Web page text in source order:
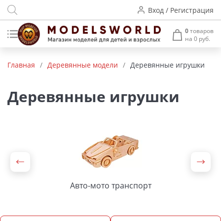
Вход / Регистрация
0товаров
на 0 руб.
Радиоуправляемые модели
Пластиковые модели
Главная / Деревянные модели / Деревянные игрушки
Деревянные игрушки
Авто-мото транспорт